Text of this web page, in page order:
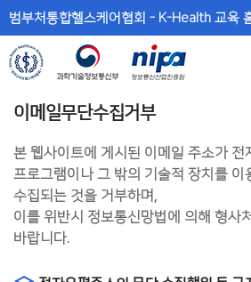
뉴
바
로
가
문
바
로
가
범부처통합헬스케어협회 - K-Health 교육
이메일무단수집거부
본 웹사이트에 게시된 이메일 주소가 전
프로그램이나 그 밖의 기술적 장치를 이
수집되는 것을 거부하며,
이를 위반시 정보통신망법에 의해 형사
바랍니다.